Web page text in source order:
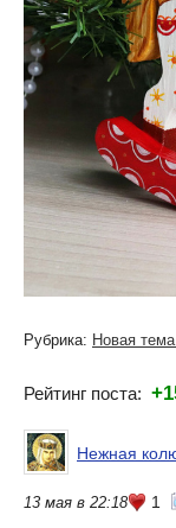
Рубрика: Новая
Рейтинг поста:
Нежная
13 мая в 22:18 1